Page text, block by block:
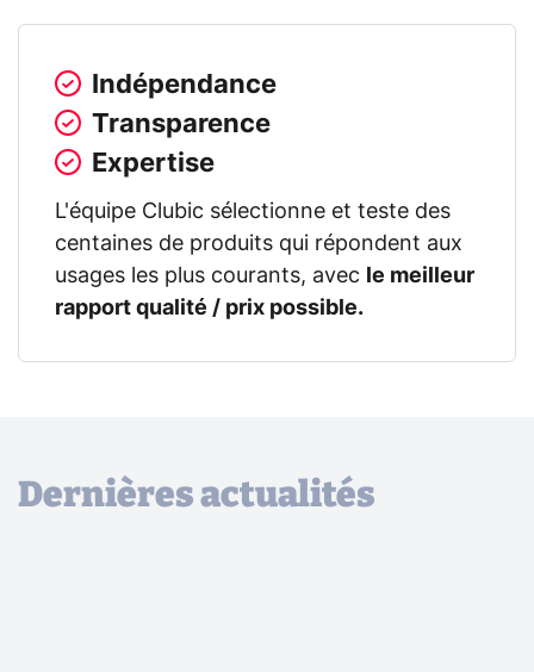
Indépendance
Transparence
Expertise
L'équipe Clubic sélectionne et teste des
centaines de produits qui répondent aux
usages les plus courants, avec
le meilleur
rapport qualité / prix possible.
Dernières actualités